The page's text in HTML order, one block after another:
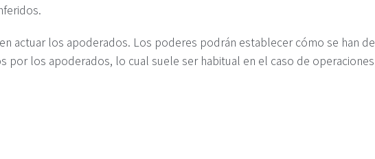
actuar los apoderados. Los poderes podrán establecer cómo se han de
por los apoderados, lo cual suele ser habitual en el caso de operaciones